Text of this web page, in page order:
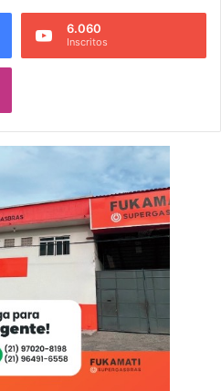
6.060
Inscritos